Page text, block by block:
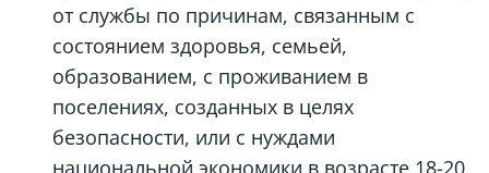
от службы по причинам, связанным с
состоянием здоровья, семьей,
образованием, с проживанием в
поселениях, созданных в целях
безопасности, или с нуждами